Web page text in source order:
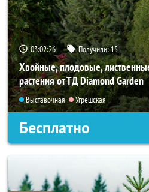
03:02:24 Получили:15
Хвойные, плодовые,
растения от ТД Diamond Garden
Выставочная Угрешская
Бесплатно